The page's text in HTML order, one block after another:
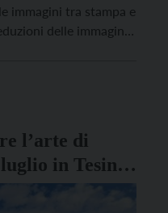
immagini tra stampa e
delle immagini,
l’arte di
in Tesino